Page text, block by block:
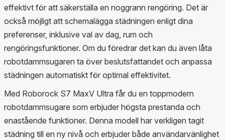
effektivt för att säkerställa en noggrann rengöring. Det är
också möjligt att schemalägga städningen enligt dina
preferenser, inklusive val av dag, rum och
rengöringsfunktioner. Om du föredrar det kan du även låta
robotdammsugaren ta över beslutsfattandet och anpassa
städningen automatiskt för optimal effektivitet.
Med Roborock S7 MaxV Ultra får du en toppmodern
robotdammsugare som erbjuder högsta prestanda och
enastående funktioner. Denna modell har verkligen tagit
städning till en ny nivå och erbjuder både användarvänlighet